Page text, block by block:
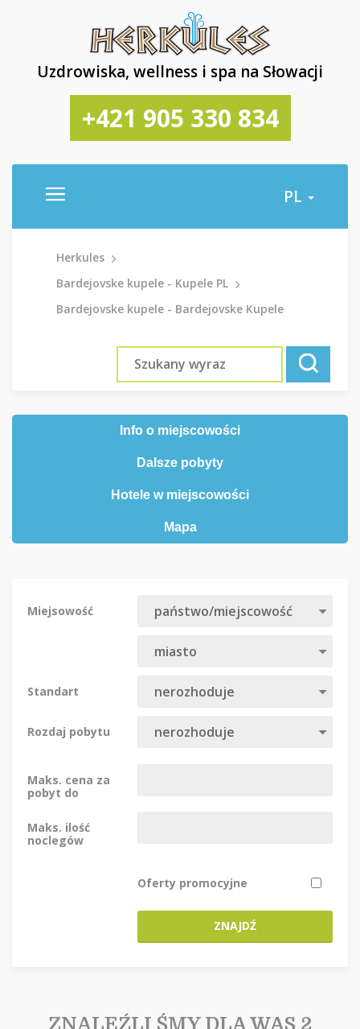
Uzdrowiska, wellness i spa na Słowacji
+421 905 330 834
PL
Herkules
Bardejovske kupele - Kupele PL
Bardejovske kupele - Bardejovske Kupele
Info o miejscowości
Dalsze pobyty
Hotele w miejscowości
Mapa
Miejsowość
Standart
Rozdaj pobytu
Maks. cena za
pobyt do
Maks. ilość
noclegów
Oferty promocyjne
ZNAJDŹ
ZNALEŹLI ŚMY DLA WAS 2